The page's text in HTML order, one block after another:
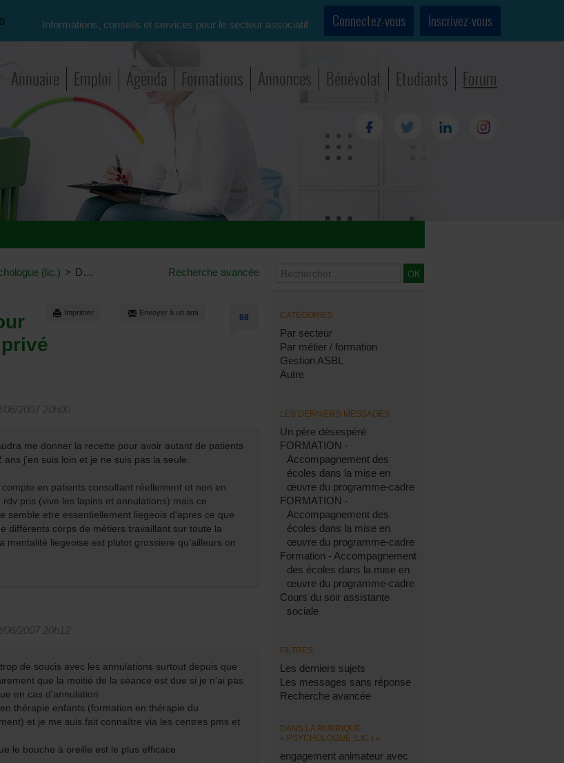
Informations, conseils et services pour le secteur associatif Connectez-vous Inscrivez-vous
Annuaire Emploi Agenda Formations Annonces Bénévolat Etudiants Forum
(lic.) > Demande de conseils pour l'ouverture d'un cabinet privé Recherche avancée
68
Imprimer Envoyer à un ami
06/2007 20h00
me donner la recette pour avoir autant de patients
ans j'en suis loin et je ne suis pas la seule.
compte en patients consultant réellement et non en
rdv pris (vive les lapins et annulations) mais ce
semble etre essentiellement liegeois d'apres ce que
différents corps de métiers travaillant sur toute la
mentalité liegeoise est plutot grossiere qu'ailleurs on
06/2007 20h12
de soucis avec les annulations surtout depuis que
que la moitié de la séance est due si je n'ai pas
en cas d'annulation
thérapie enfants (formation en thérapie du
et je me suis fait connaître via les centres pms et
le bouche à oreille est le plus efficace
CATÉGORIES
Par secteur
Par métier / formation
Gestion ASBL
Autre
LES DERNIERS MESSAGES
Un père désespéré
FORMATION -
Accompagnement des
écoles dans la mise en
œuvre du programme-cadre
FORMATION -
Accompagnement des
écoles dans la mise en
œuvre du programme-cadre
Formation - Accompagnement
des écoles dans la mise en
œuvre du programme-cadre
Cours du soir assistante
sociale
FILTRES
Les derniers sujets
Les messages sans réponse
Recherche avancée
DANS LA RUBRIQUE
« PSYCHOLOGUE (LIC.) »
engagement animateur avec